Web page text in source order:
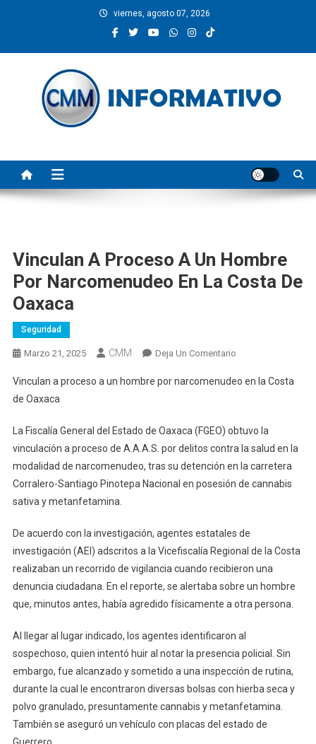
viernes, agosto 07, 2026
Vinculan A Proceso A Un Hombre
Por Narcomenudeo En La Costa De
Oaxaca
Seguridad
Marzo 21, 2025 CMM Deja Un ComentarioEn
A
Un
Hombre
Por
Narcomenudeo
Costa
De
Oaxaca
Vinculan a proceso a un hombre por narcomenudeo en la Costa
de Oaxaca
La Fiscalía General del Estado de Oaxaca (FGEO) obtuvo la
vinculación a proceso de A.A.A.S. por delitos contra la salud en la
modalidad de narcomenudeo, tras su detención en la carretera
Corralero-Santiago Pinotepa Nacional en posesión de cannabis
sativa y metanfetamina.
De acuerdo con la investigación, agentes estatales de
investigación (AEI) adscritos a la Vicefiscalía Regional de la Costa
realizaban un recorrido de vigilancia cuando recibieron una
denuncia ciudadana. En el reporte, se alertaba sobre un hombre
que, minutos antes, había agredido físicamente a otra persona.
Al llegar al lugar indicado, los agentes identificaron al
sospechoso, quien intentó huir al notar la presencia policial. Sin
embargo, fue alcanzado y sometido a una inspección de rutina,
durante la cual le encontraron diversas bolsas con hierba seca y
polvo granulado, presuntamente cannabis y metanfetamina.
También se aseguró un vehículo con placas del estado de